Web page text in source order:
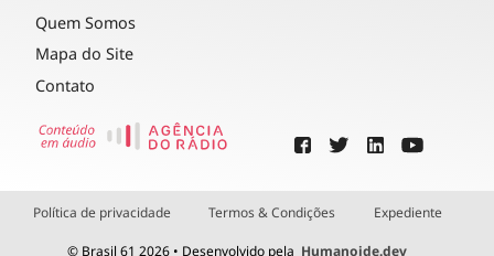
Quem Somos
Mapa do Site
Contato
Política de privacidade Termos & Condições Expediente
© Brasil 61 2026 • Desenvolvido pela Humanoide.dev